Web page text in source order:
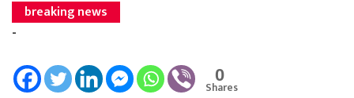
breaking news
-
0
Shares